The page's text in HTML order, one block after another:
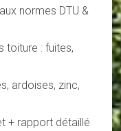
normes DTU &
toiture : fuites,
ardoises, zinc,
+ rapport détaillé